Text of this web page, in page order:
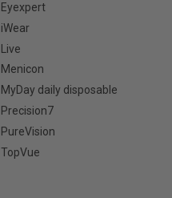
Eyexpert
iWear
Live
Menicon
MyDay daily disposable
Precision7
PureVision
TopVue